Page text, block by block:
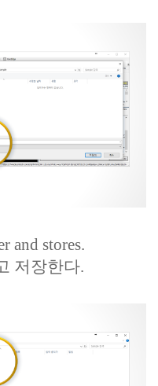
and stores.
저장한다.